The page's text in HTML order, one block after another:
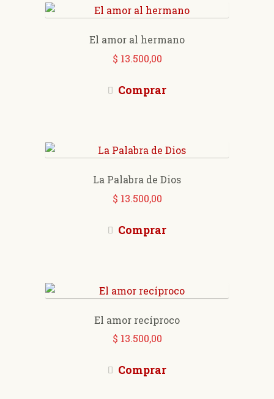
El amor al hermano
$ 13.500,00
Comprar
La Palabra de Dios
$ 13.500,00
Comprar
El amor recíproco
$ 13.500,00
Comprar